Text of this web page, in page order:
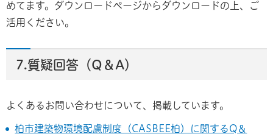
めてます。ダウンロードページからダウンロードの上、ご
活用ください。
7.質疑回答（Q＆A）
よくあるお問い合わせについて、掲載しています。
柏市建築物環境配慮制度（CASBEE柏）に関するQ＆